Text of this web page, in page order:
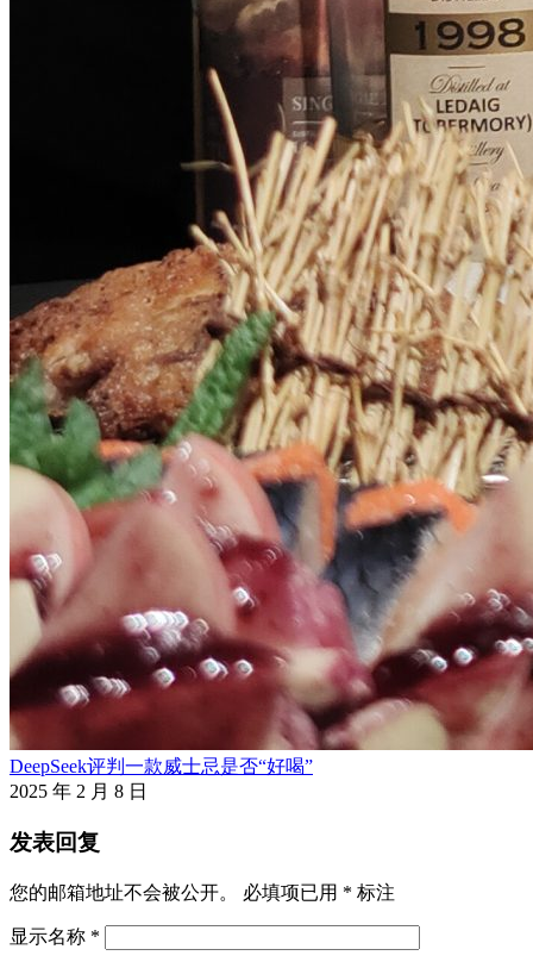
DeepSeek评判一款威士忌是否“好喝”
2025 年 2 月 8 日
发表回复
您的邮箱地址不会被公开。 必填项已用 * 标注
显示名称 *